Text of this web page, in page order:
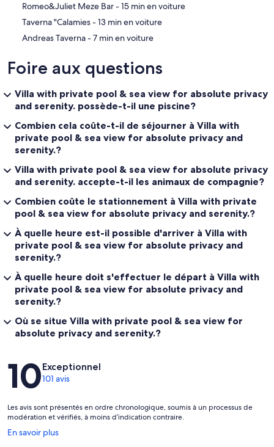
‪Romeo&Juliet Meze Bar - ‬15 min en voiture
‪Taverna "Calamies - ‬13 min en voiture
‪Andreas Taverna - ‬7 min en voiture
Foire aux questions
Villa with private pool & sea view for absolute privacy
and serenity. possède-t-il une piscine?
Combien cela coûte-t-il de séjourner à Villa with
private pool & sea view for absolute privacy and
serenity.?
Villa with private pool & sea view for absolute privacy
and serenity. accepte-t-il les animaux de compagnie?
Combien coûte le stationnement à Villa with private
pool & sea view for absolute privacy and serenity.?
À quelle heure est-il possible d'arriver à Villa with
private pool & sea view for absolute privacy and
serenity.?
À quelle heure doit s'effectuer le départ à Villa with
private pool & sea view for absolute privacy and
serenity.?
Où se situe Villa with private pool & sea view for
absolute privacy and serenity.?
Avis
10Exceptionnel
101 avis
Les avis sont présentés en ordre chronologique, soumis à un processus de
modération et vérifiés, à moins d’indication contraire.
En savoir plus
S’ouvre